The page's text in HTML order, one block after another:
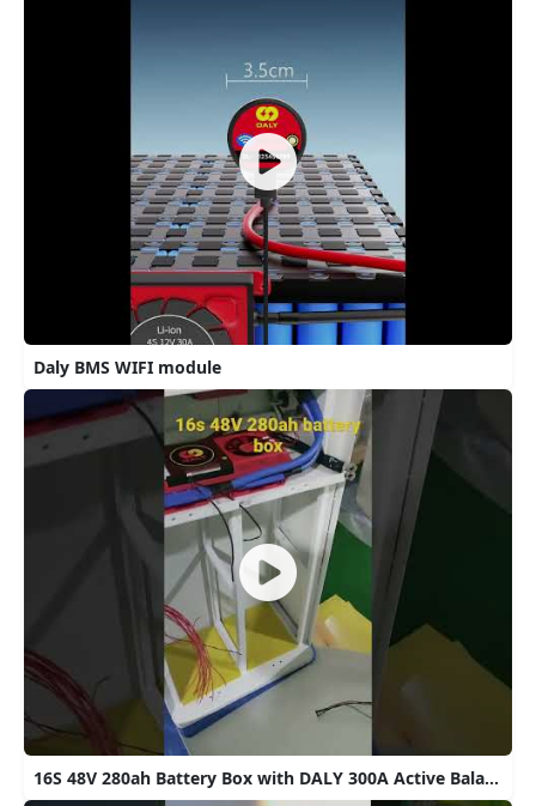
Daly BMS WIFI module
16S 48V 280ah Battery Box with DALY 300A Active Balanced BMS